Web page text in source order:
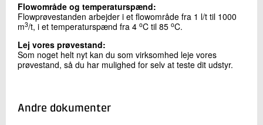
Flowområde og temperaturspænd:
Flowprøvestanden arbejder i et flowområde fra 1 l/t til 1000
m3/t, i et temperaturspænd fra 4 oC til 85 oC.
Lej vores prøvestand:
Som noget helt nyt kan du som virksomhed leje vores
prøvestand, så du har mulighed for selv at teste dit udstyr.
Andre dokumenter